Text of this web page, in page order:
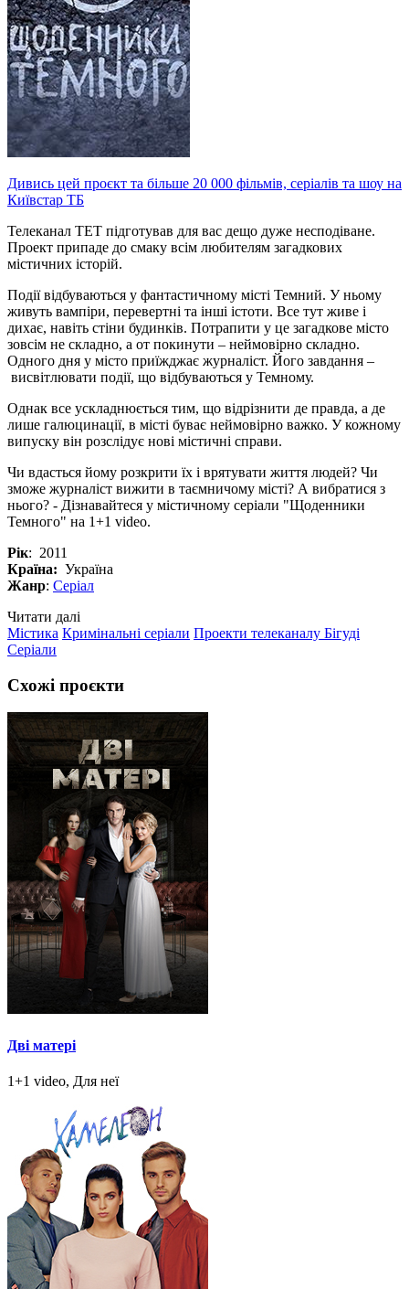
Дивись цей проєкт та більше 20 000 фільмів, серіалів та шоу на
Київстар ТБ
Телеканал ТЕТ підготував для вас дещо дуже несподіване.
Проект припаде до смаку всім любителям загадкових
містичних історій.
Події відбуваються у фантастичному місті Темний. У ньому
живуть вампіри, перевертні та інші істоти. Все тут живе і
дихає, навіть стіни будинків. Потрапити у це загадкове місто
зовсім не складно, а от покинути – неймовірно складно.
Одного дня у місто приїжджає журналіст. Його завдання –
висвітлювати події, що відбуваються у Темному.
Однак все ускладнюється тим, що відрізнити де правда, а де
лише галюцинації, в місті буває неймовірно важко. У кожному
випуску він розслідує нові містичні справи.
Чи вдасться йому розкрити їх і врятувати життя людей? Чи
зможе журналіст вижити в таємничому місті? А вибратися з
нього? - Дізнавайтеся у містичному серіали "Щоденники
Темного" на 1+1 video.
Рік: 2011
Країна: Україна
Жанр: Серіал
Читати далі
Містика Кримінальні серіали Проекти телеканалу Бігуді
Серіали
Схожі проєкти
Дві матері
1+1 video, Для неї